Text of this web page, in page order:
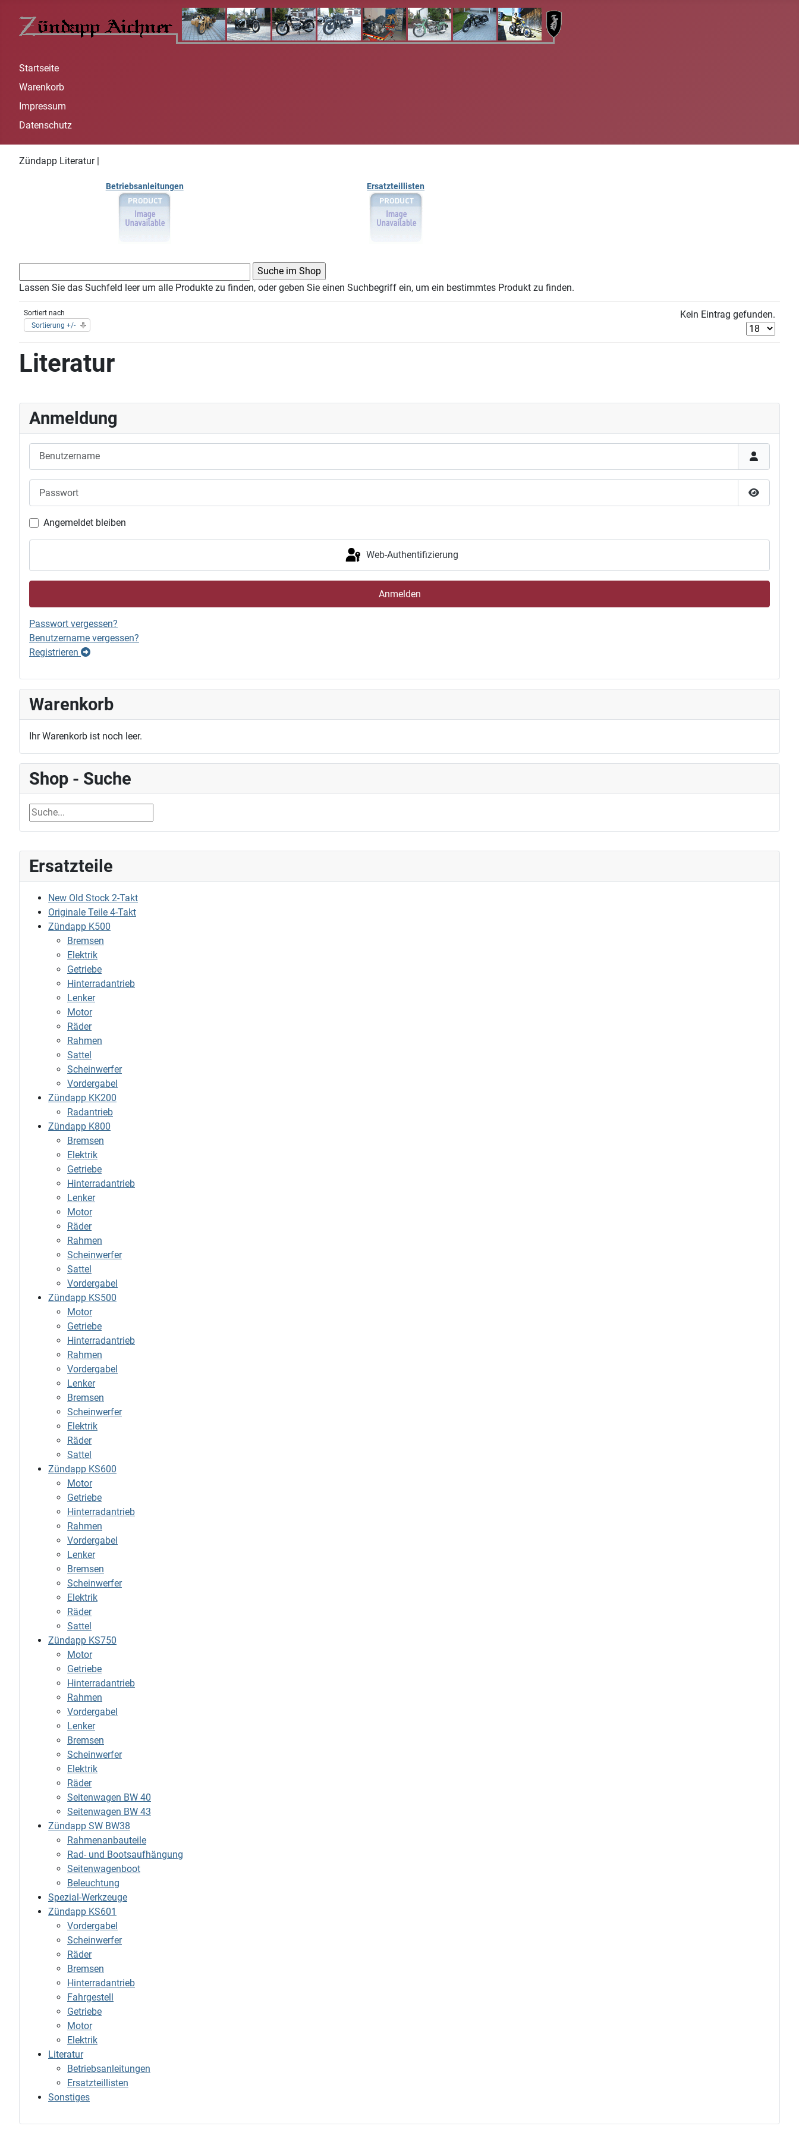
Startseite
Warenkorb
Impressum
Datenschutz
Ersatzteile
New Old Stock 2-Takt
Originale Teile 4-Takt
Zündapp K500
Bremsen
Elektrik
Getriebe
Hinterradantrieb
Lenker
Motor
Räder
Rahmen
Sattel
Scheinwerfer
Vordergabel
Zündapp KK200
Radantrieb
Zündapp K800
Bremsen
Elektrik
Getriebe
Hinterradantrieb
Lenker
Motor
Räder
Rahmen
Scheinwerfer
Sattel
Vordergabel
Zündapp KS500
Motor
Getriebe
Hinterradantrieb
Rahmen
Vordergabel
Lenker
Bremsen
Scheinwerfer
Elektrik
Räder
Sattel
Zündapp KS600
Motor
Getriebe
Hinterradantrieb
Rahmen
Vordergabel
Lenker
Bremsen
Scheinwerfer
Elektrik
Räder
Sattel
Zündapp KS750
Motor
Getriebe
Hinterradantrieb
Rahmen
Vordergabel
Lenker
Bremsen
Scheinwerfer
Elektrik
Räder
Seitenwagen BW 40
Seitenwagen BW 43
Zündapp SW BW38
Rahmenanbauteile
Rad- und Bootsaufhängung
Seitenwagenboot
Beleuchtung
Spezial-Werkzeuge
Zündapp KS601
Vordergabel
Scheinwerfer
Räder
Bremsen
Hinterradantrieb
Fahrgestell
Getriebe
Motor
Elektrik
Literatur
Betriebsanleitungen
Ersatzteillisten
Sonstiges
Zündapp Literatur |
Betriebsanleitungen Ersatzteillisten
Lassen Sie das Suchfeld leer um alle Produkte zu finden, oder geben Sie einen Suchbegriff ein, um ein bestimmtes Produkt zu finden.
Sortiert nach
Sortierung +/-
Kein Eintrag gefunden.
Literatur
Anmeldung
Passwort
Angemeldet bleiben
Web-Authentifizierung
Anmelden
Passwort vergessen?
Benutzername vergessen?
Registrieren
Warenkorb
Ihr Warenkorb ist noch leer.
Shop - Suche